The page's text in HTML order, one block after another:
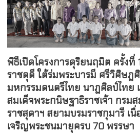
พิธีเปิดโครงการดุริยนฤมิต ครั้งที่
ราชดุดี ใต้ร่มพระบารมี ศรีวิศิษ
มหกรรมดนตรีไทย นาฏศิลป์ไทย
สมเด็จพระกนิษฐาธิราชเจ้า กรม
ราชสุดาฯ สยามบรมราชกุมารี เนื่
เจริญพระชนมายุครบ 70 พรรษา